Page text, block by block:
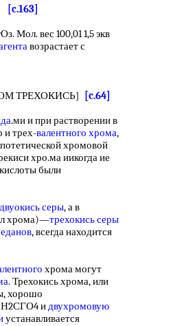
[c.163]
Мол. вес 100,01 1,5 экв
возрастает с
ТРЕХОКИСЬ]
[c.64]
.ми и при растворении в
и трех-валентного хрома,
хромовой
хро.ма иикогда ие
были
двуокись серы, а в
хрома)—трехокись серы
, всегда находится
хрома могут
. Трехокись хрома, или
хорошо
Н2СГО4 идвухромовую
устанавливается